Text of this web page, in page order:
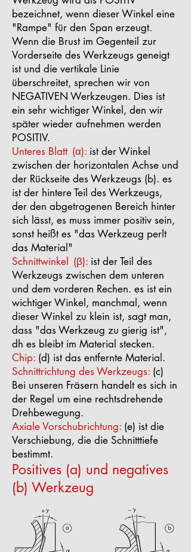
bezeichnet, wenn dieser Winkel eine
"Rampe" für den Span erzeugt.
Wenn die Brust im Gegenteil zur
Vorderseite des Werkzeugs geneigt
ist und die vertikale Linie
überschreitet, sprechen wir von
NEGATIVEN Werkzeugen. Dies ist
ein sehr wichtiger Winkel, den wir
später wieder aufnehmen werden
POSITIV.
Unteres Blatt (α): ist der Winkel
zwischen der horizontalen Achse und
der Rückseite des Werkzeugs (b). es
ist der hintere Teil des Werkzeugs,
der den abgetragenen Bereich hinter
sich lässt, es muss immer positiv sein,
sonst heißt es "das Werkzeug perlt
das Material"
Schnittwinkel (β): ist der Teil des
Werkzeugs zwischen dem unteren
und dem vorderen Rechen. es ist ein
wichtiger Winkel, manchmal, wenn
dieser Winkel zu klein ist, sagt man,
dass "das Werkzeug zu gierig ist",
dh es bleibt im Material stecken.
Chip: (d) ist das entfernte Material.
Schnittrichtung des Werkzeugs: (c)
Bei unseren Fräsern handelt es sich in
der Regel um eine rechtsdrehende
Drehbewegung.
Axiale Vorschubrichtung: (e) ist die
Verschiebung, die die Schnitttiefe
bestimmt.
Positives (a) und negatives
(b) Werkzeug